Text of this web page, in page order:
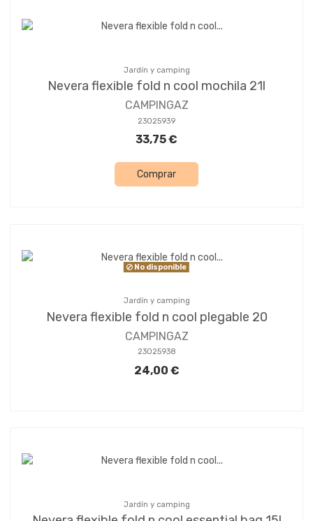
Jardín y camping
Nevera flexible fold n cool mochila 21l
CAMPINGAZ
23025939
33,75 €
Comprar
No disponible
Jardín y camping
Nevera flexible fold n cool plegable 20
CAMPINGAZ
23025938
24,00 €
Jardín y camping